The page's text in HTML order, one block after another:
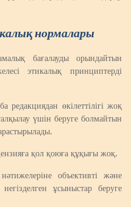
нормалары
бағалауды орындайтын
этикалық принциптерді
редакциядан өкілеттілігі жоқ
үшін беруге болмайтын
қол қоюға құқығы жоқ.
объективті және
ұсыныстар беруге